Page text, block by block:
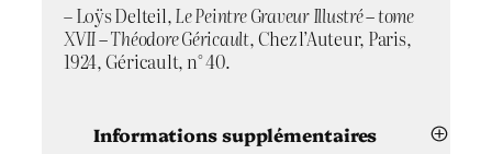
– Loÿs Delteil,Le Peintre Graveur Illustré – tome
XVII – Théodore Géricault, Chez l’Auteur, Paris,
1924, Géricault, n° 40.
Informations supplémentaires